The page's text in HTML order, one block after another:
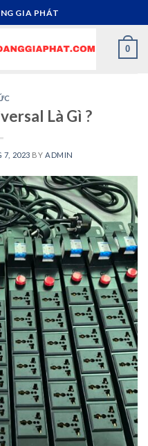
GIA PHÁT
0
Là Gì ?
7, 2023 BY ADMIN